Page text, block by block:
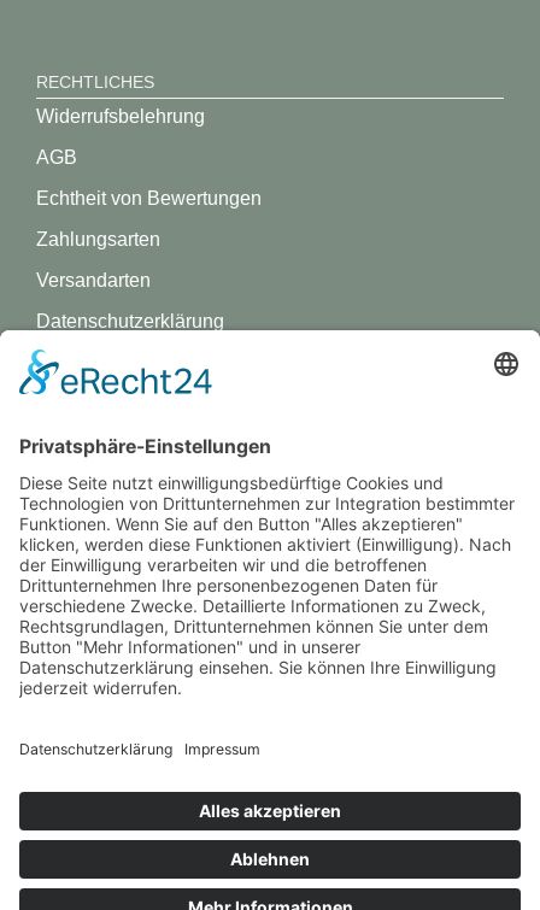
RECHTLICHES
Widerrufsbelehrung
AGB
Echtheit von Bewertungen
Zahlungsarten
Versandarten
Datenschutz­erklärung
Impressum
GREVY ANGEBOT
Was ist Grevy?
BENUTZERANMELDUNG
Passwort vergessen?